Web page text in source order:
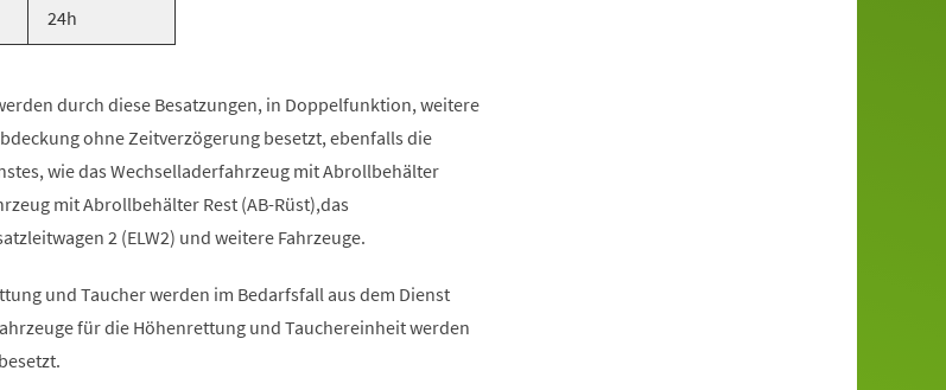
24h
durch diese Besatzungen, in Doppelfunktion, weitere
ohne Zeitverzögerung besetzt, ebenfalls die
wie das Wechselladerfahrzeug mit Abrollbehälter
mit Abrollbehälter Rest (AB-Rüst),das
2 (ELW2) und weitere Fahrzeuge.
und Taucher werden im Bedarfsfall aus dem Dienst
für die Höhenrettung und Tauchereinheit werden